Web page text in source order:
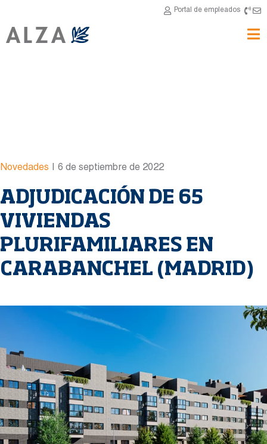
Portal de empleados
Novedades | 6 de septiembre de 2022
ADJUDICACIÓN DE 65
VIVIENDAS
PLURIFAMILIARES EN
CARABANCHEL (MADRID)